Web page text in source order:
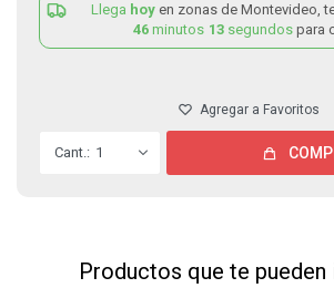
Llega hoy en zonas de Montevideo,
46 minutos 13 segundos para
1
Productos que te pueden